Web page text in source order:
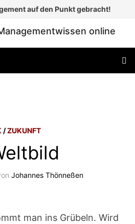
auf den Punkt gebracht!
online
/ZUKUNFT
Johannes Thönneßen
man ins Grübeln. Wird